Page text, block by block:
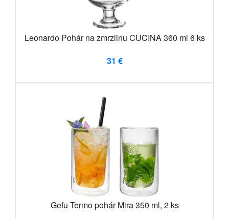
Leonardo Pohár na zmrzlinu CUCINA 360 ml 6 ks
31 €
Gefu Termo pohár Mira 350 ml, 2 ks